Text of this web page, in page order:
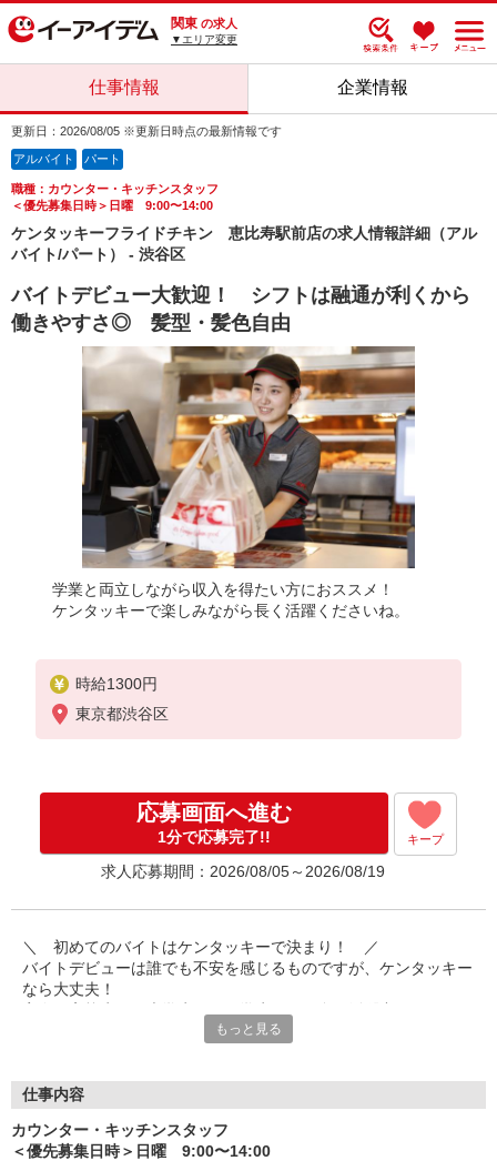
関東 の求人
▼エリア変更
仕事情報 企業情報
更新日：2026/08/05 ※更新日時点の最新情報です
アルバイト パート
職種：カウンター・キッチンスタッフ
＜優先募集日時＞日曜 9:00〜14:00
ケンタッキーフライドチキン 恵比寿駅前店の求人情報詳細（アル
バイト/パート） - 渋谷区
バイトデビュー大歓迎！ シフトは融通が利くから
働きやすさ◎ 髪型・髪色自由
学業と両立しながら収入を得たい方におススメ！
ケンタッキーで楽しみながら長く活躍くださいね。
時給1300円
東京都渋谷区
応募画面へ進む
1分で応募完了!! キープ
求人応募期間：2026/08/05～2026/08/19
＼ 初めてのバイトはケンタッキーで決まり！ ／
バイトデビューは誰でも不安を感じるものですが、ケンタッキー
なら大丈夫！
安心して活躍できる環境を整えているから、気軽に飛び込んで来
＜ お仕事はしっかりお伝えします ＞
心です！
もっと見る
仕事内容
カウンター・キッチンスタッフ
＜優先募集日時＞日曜 9:00〜14:00